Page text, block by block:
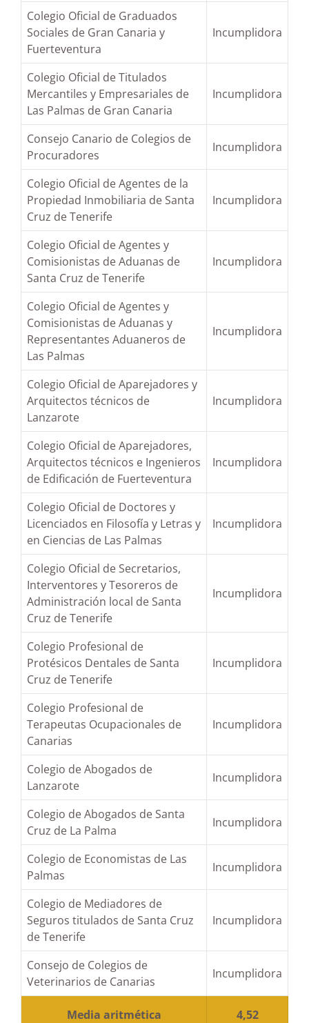
Colegio Oficial de Graduados
Sociales de Gran Canaria y
Fuerteventura
Incumplidora
Colegio Oficial de Titulados
Mercantiles y Empresariales de
Las Palmas de Gran Canaria
Incumplidora
Consejo Canario de Colegios de
Procuradores
Incumplidora
Colegio Oficial de Agentes de la
Propiedad Inmobiliaria de Santa
Cruz de Tenerife
Incumplidora
Colegio Oficial de Agentes y
Comisionistas de Aduanas de
Santa Cruz de Tenerife
Incumplidora
Colegio Oficial de Agentes y
Comisionistas de Aduanas y
Representantes Aduaneros de
Las Palmas
Incumplidora
Colegio Oficial de Aparejadores y
Arquitectos técnicos de
Lanzarote
Incumplidora
Colegio Oficial de Aparejadores,
Arquitectos técnicos e Ingenieros
de Edificación de Fuerteventura
Incumplidora
Colegio Oficial de Doctores y
Licenciados en Filosofía y Letras y
en Ciencias de Las Palmas
Incumplidora
Colegio Oficial de Secretarios,
Interventores y Tesoreros de
Administración local de Santa
Cruz de Tenerife
Incumplidora
Colegio Profesional de
Protésicos Dentales de Santa
Cruz de Tenerife
Incumplidora
Colegio Profesional de
Terapeutas Ocupacionales de
Canarias
Incumplidora
Colegio de Abogados de
Lanzarote
Incumplidora
Colegio de Abogados de Santa
Cruz de La Palma
Incumplidora
Colegio de Economistas de Las
Palmas
Incumplidora
Colegio de Mediadores de
Seguros titulados de Santa Cruz
de Tenerife
Incumplidora
Consejo de Colegios de
Veterinarios de Canarias
Incumplidora
Media aritmética 4,52